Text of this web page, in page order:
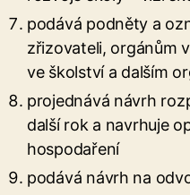
podává podněty a
zřizovateli, orgánům
ve školství a dalším
projednává návrh
další rok a navrhuje
hospodaření
podává návrh na